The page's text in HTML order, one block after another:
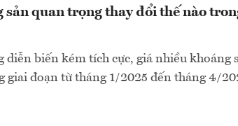
sản quan trọng thay đổi thế nào
diễn biến kém tích cực, giá nhiều khoáng
giai đoạn từ tháng 1/2025 đến tháng 4/